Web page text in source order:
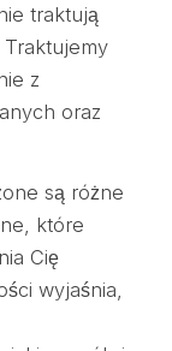
traktują
z
oraz
są różne
które
Cię
wyjaśnia,